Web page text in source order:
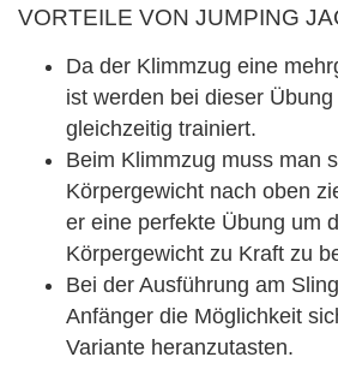
VORTEILE VON JUMPING
Da der Klimmzug eine
ist werden bei dieser
gleichzeitig trainiert.
Beim Klimmzug muss man
Körpergewicht nach oben
er eine perfekte Übung um
Körpergewicht zu Kraft zu
Bei der Ausführung am
Anfänger die Möglichkeit
Variante heranzutasten.